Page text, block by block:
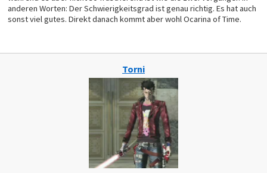
anderen Worten: Der Schwierigkeitsgrad ist genau richtig. Es hat auch
sonst viel gutes. Direkt danach kommt aber wohl Ocarina of Time.
Torni